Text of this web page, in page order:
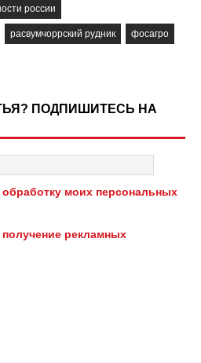
россии
расвумчоррский рудник фосагро
ПОДПИШИТЕСЬ НА
обработку моих персональных
получение рекламных